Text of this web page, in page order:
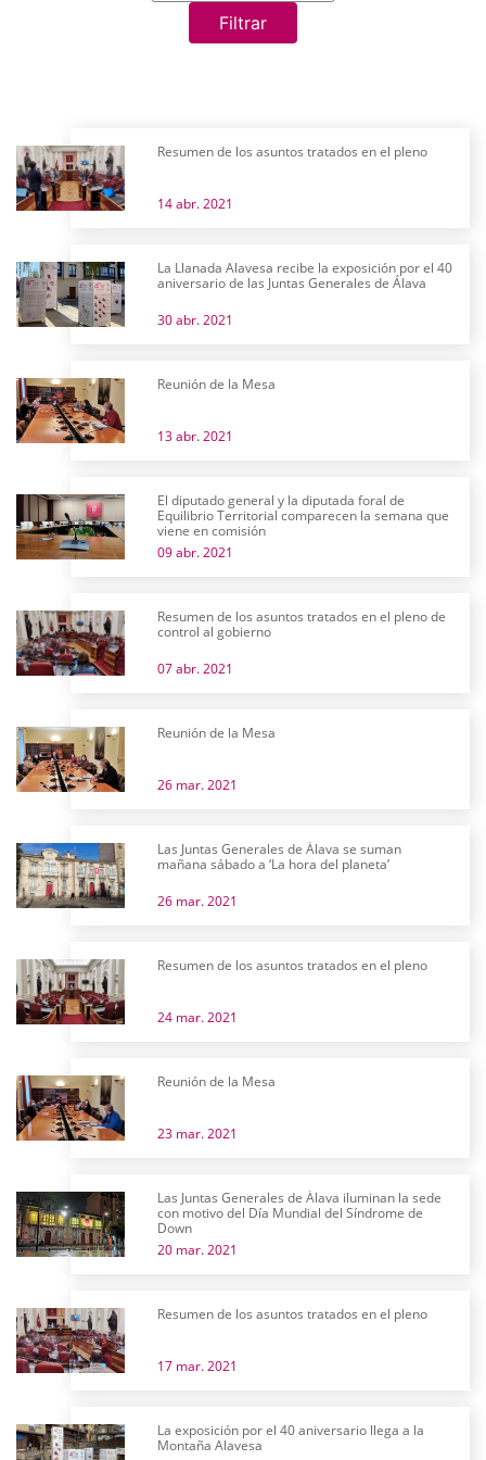
Filtrar
Resumen de los asuntos tratados en el pleno
14 abr. 2021
La Llanada Alavesa recibe la exposición por el 40
aniversario de las Juntas Generales de Álava
30 abr. 2021
Reunión de la Mesa
13 abr. 2021
El diputado general y la diputada foral de
Equilibrio Territorial comparecen la semana que
viene en comisión
09 abr. 2021
Resumen de los asuntos tratados en el pleno de
control al gobierno
07 abr. 2021
Reunión de la Mesa
26 mar. 2021
Las Juntas Generales de Álava se suman
mañana sábado a ‘La hora del planeta’
26 mar. 2021
Resumen de los asuntos tratados en el pleno
24 mar. 2021
Reunión de la Mesa
23 mar. 2021
Las Juntas Generales de Álava iluminan la sede
con motivo del Día Mundial del Síndrome de
Down
20 mar. 2021
Resumen de los asuntos tratados en el pleno
17 mar. 2021
La exposición por el 40 aniversario llega a la
Montaña Alavesa